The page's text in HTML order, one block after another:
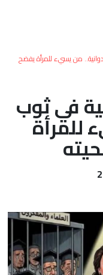
من يسيء للمرأة يفضح
في ثوب
للمرأة